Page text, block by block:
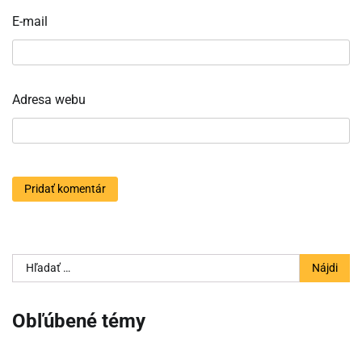
E-mail
Adresa webu
Hľadať:
Obľúbené témy